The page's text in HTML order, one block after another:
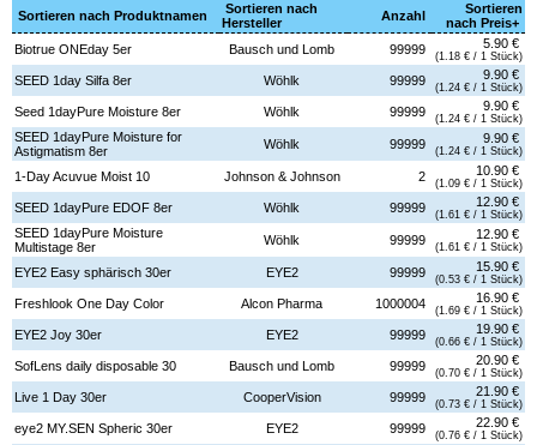
Sortieren nach Produktnamen
Sortieren nach
Hersteller
Anzahl
Sortieren
nach Preis+
Biotrue ONEday 5er
Bausch und Lomb 99999 5.90 €
(1.18 € / 1 Stück)
SEED 1day Silfa 8er Wöhlk 99999 9.90 €
(1.24 € / 1 Stück)
Seed 1dayPure Moisture 8er Wöhlk 99999 9.90 €
(1.24 € / 1 Stück)
SEED 1dayPure Moisture for
Astigmatism 8er
Wöhlk 99999 9.90 €
(1.24 € / 1 Stück)
1-Day Acuvue Moist 10 Johnson & Johnson 2 10.90 €
(1.09 € / 1 Stück)
SEED 1dayPure EDOF 8er Wöhlk 99999 12.90 €
(1.61 € / 1 Stück)
SEED 1dayPure Moisture
Multistage 8er
Wöhlk 99999 12.90 €
(1.61 € / 1 Stück)
EYE2 Easy sphärisch 30er EYE2 99999 15.90 €
(0.53 € / 1 Stück)
Freshlook One Day Color Alcon Pharma 1000004 16.90 €
(1.69 € / 1 Stück)
EYE2 Joy 30er EYE2 99999 19.90 €
(0.66 € / 1 Stück)
SofLens daily disposable 30 Bausch und Lomb 99999 20.90 €
(0.70 € / 1 Stück)
Live 1 Day 30er CooperVision 99999 21.90 €
(0.73 € / 1 Stück)
eye2 MY.SEN Spheric 30er EYE2 99999 22.90 €
(0.76 € / 1 Stück)